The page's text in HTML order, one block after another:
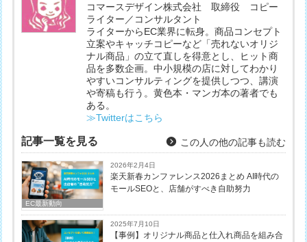
コマースデザイン株式会社 取締役 コピー
ライター／コンサルタント
ライターからEC業界に転身。商品コンセプト
立案やキャッチコピーなど「売れないオリジ
ナル商品」の立て直しを得意とし、ヒット商
品を多数企画。中小規模の店に対してわかり
やすいコンサルティングを提供しつつ、講演
や寄稿も行う。黄色本・マンガ本の著者でも
ある。
≫Twitterはこちら
記事一覧を見る この人の他の記事も読む
EC最新動向
2026年2月4日
楽天新春カンファレンス2026まとめ AI時代の
モールSEOと、店舗がすべき自助努力
2025年7月10日
【事例】オリジナル商品と仕入れ商品を組み合